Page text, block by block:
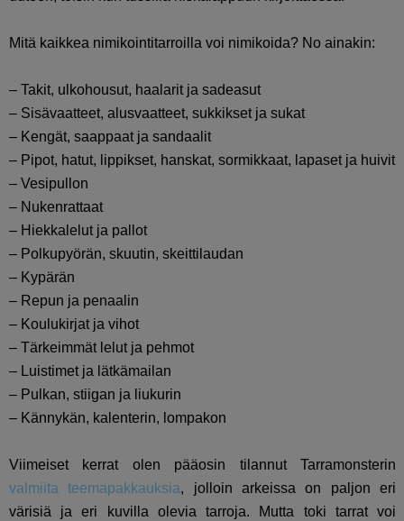
Mitä kaikkea nimikointitarroilla voi nimikoida? No ainakin:
– Takit, ulkohousut, haalarit ja sadeasut
– Sisävaatteet, alusvaatteet, sukkikset ja sukat
– Kengät, saappaat ja sandaalit
– Pipot, hatut, lippikset, hanskat, sormikkaat, lapaset ja huivit
– Vesipullon
– Nukenrattaat
– Hiekkalelut ja pallot
– Polkupyörän, skuutin, skeittilaudan
– Kypärän
– Repun ja penaalin
– Koulukirjat ja vihot
– Tärkeimmät lelut ja pehmot
– Luistimet ja lätkämailan
– Pulkan, stiigan ja liukurin
– Kännykän, kalenterin, lompakon
Viimeiset kerrat olen pääosin tilannut Tarramonsterin
valmiita teemapakkauksia, jolloin arkeissa on paljon eri
värisiä ja eri kuvilla olevia tarroja. Mutta toki tarrat voi